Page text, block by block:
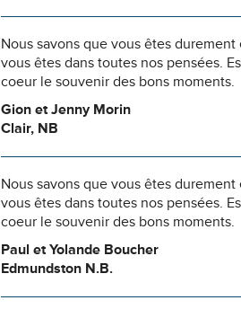
Nous savons que vous êtes
vous êtes dans toutes nos pensées.
coeur le souvenir des bons moments.
Gion et Jenny Morin
Clair, NB
Nous savons que vous êtes
vous êtes dans toutes nos pensées.
coeur le souvenir des bons moments.
Paul et Yolande Boucher
Edmundston N.B.